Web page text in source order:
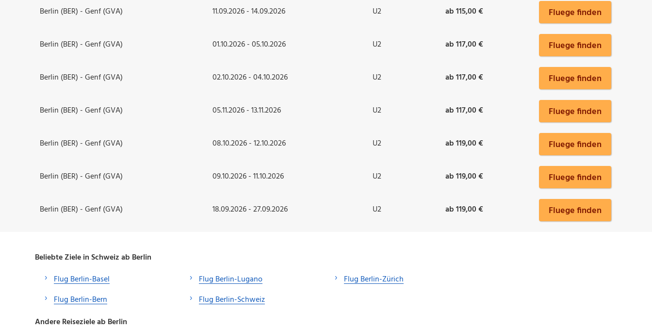
Berlin (BER) - Genf (GVA) 11.09.2026 - 14.09.2026 U2 ab 115,00 € Fluege finden
Berlin (BER) - Genf (GVA) 01.10.2026 - 05.10.2026 U2 ab 117,00 € Fluege finden
Berlin (BER) - Genf (GVA) 02.10.2026 - 04.10.2026 U2 ab 117,00 € Fluege finden
Berlin (BER) - Genf (GVA) 05.11.2026 - 13.11.2026 U2 ab 117,00 € Fluege finden
Berlin (BER) - Genf (GVA) 08.10.2026 - 12.10.2026 U2 ab 119,00 € Fluege finden
Berlin (BER) - Genf (GVA) 09.10.2026 - 11.10.2026 U2 ab 119,00 € Fluege finden
Berlin (BER) - Genf (GVA) 18.09.2026 - 27.09.2026 U2 ab 119,00 € Fluege finden
Beliebte Ziele in Schweiz ab Berlin
Flug Berlin-Basel
Flug Berlin-Bern
Flug Berlin-Lugano
Flug Berlin-Schweiz
Flug Berlin-Zürich
Andere Reiseziele ab Berlin